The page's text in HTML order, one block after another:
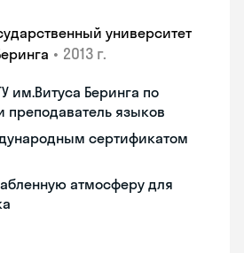
университет
• 2013 г.
им.Витуса Беринга по
преподаватель языков
сертификатом
атмосферу для